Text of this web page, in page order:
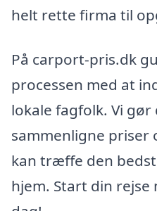
helt rette firma til
På carport-pris.dk
processen med at
lokale fagfolk. Vi
sammenligne priser
kan træffe den
hjem. Start din